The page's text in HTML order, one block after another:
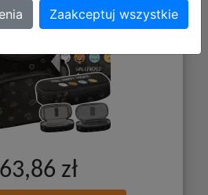
zł
Zaakceptuj wszystkie